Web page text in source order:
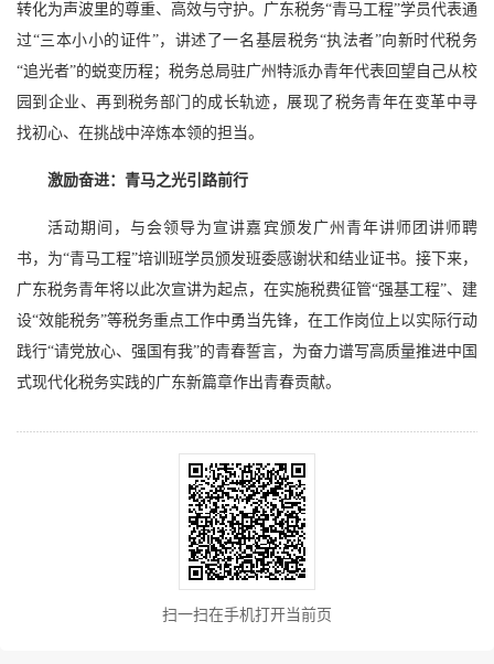
转化为声波里的尊重、高效与守护。广东税务“青马工程”学员代表通
过“三本小小的证件”，讲述了一名基层税务“执法者”向新时代税务
“追光者”的蜕变历程；税务总局驻广州特派办青年代表回望自己从校
园到企业、再到税务部门的成长轨迹，展现了税务青年在变革中寻
找初心、在挑战中淬炼本领的担当。
激励奋进：青马之光引路前行
活动期间，与会领导为宣讲嘉宾颁发广州青年讲师团讲师聘
书，为“青马工程”培训班学员颁发班委感谢状和结业证书。接下来，
广东税务青年将以此次宣讲为起点，在实施税费征管“强基工程”、建
设“效能税务”等税务重点工作中勇当先锋，在工作岗位上以实际行动
践行“请党放心、强国有我”的青春誓言，为奋力谱写高质量推进中国
式现代化税务实践的广东新篇章作出青春贡献。
扫一扫在手机打开当前页